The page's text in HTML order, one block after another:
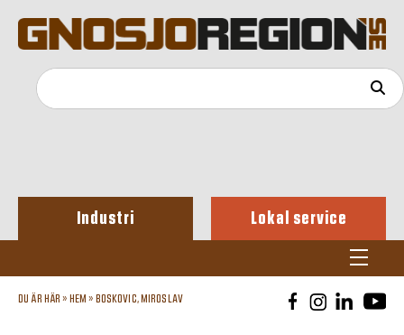
Industri Lokal service
DU ÄR HÄR » HEM » BOSKOVIC, MIROSLAV